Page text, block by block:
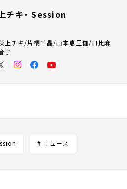
チキ・ Session
上チキ/片桐千晶/山本恵里伽/日比麻
子
# ニュース